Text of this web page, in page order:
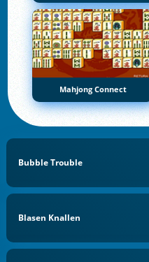
Mahjong Connect
Bubble Trouble
Blasen Knallen